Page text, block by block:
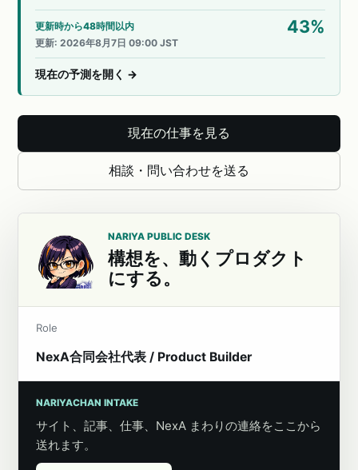
更新時から48時間以内 43%
更新:2026年8月7日 09:00 JST
現在の予測を開く →
現在の仕事を見る
相談・問い合わせを送る
NARIYA PUBLIC DESK
構想を、動くプロダクト
にする。
Role
NexA合同会社代表 / Product Builder
NARIYACHAN INTAKE
サイト、記事、仕事、NexA まわりの連絡をここから
送れます。